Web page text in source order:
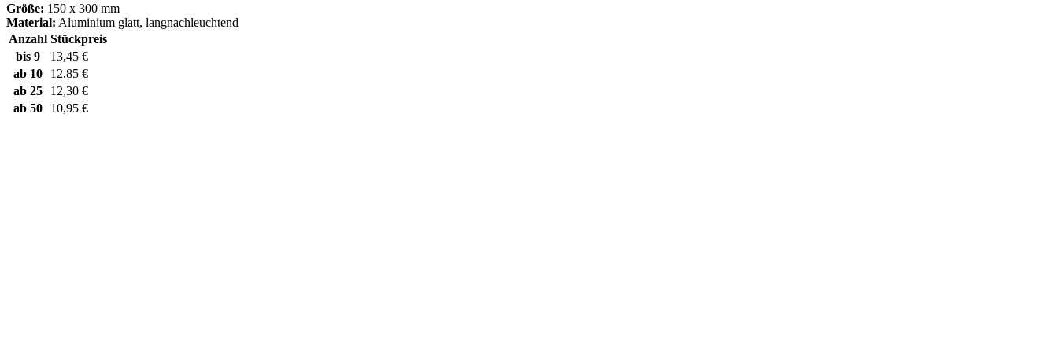
Größe: 150 x 300 mm
Material: Aluminium glatt, langnachleuchtend
Anzahl Stückpreis
bis 9
13,45 €
ab 10
12,85 €
ab 25
12,30 €
ab 50 10,95 €